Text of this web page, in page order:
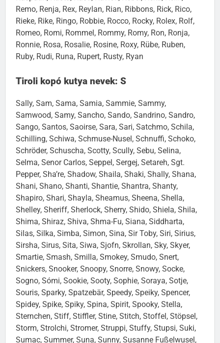
Rasputin, Rasta, Rasti, Ravioli, Rebel, Reka, Relik,
Remo, Renja, Rex, Reylan, Rian, Ribbons, Rick, Rico,
Rieke, Rike, Ringo, Robbie, Rocco, Rocky, Rolex, Rolf,
Romeo, Romi, Rommel, Rommy, Romy, Ron, Ronja,
Ronnie, Rosa, Rosalie, Rosine, Roxy, Rübe, Ruben,
Sally, Sam, Sama, Samia, Sammie, Sammy,
Samwood, Samy, Sancho, Sando, Sandrino, Sandro,
Sango, Santos, Saoirse, Sara, Sari, Satchmo, Schila,
Schilling, Schiwa, Schmuse-Nusel, Schnuffi, Schoko,
Schröder, Schuscha, Scotty, Scully, Sebu, Selina,
Selma, Senor Carlos, Seppel, Sergej, Setareh, Sgt.
Pepper, Sha’re, Shadow, Shaila, Shaki, Shally, Shana,
Shani, Shano, Shanti, Shantie, Shantra, Shanty,
Shapiro, Shari, Shayla, Sheamus, Sheena, Shella,
Shelley, Sheriff, Sherlock, Sherry, Shido, Shiela, Shila,
Shima, Shiraz, Shiva, Shma-Fu, Siana, Siddharta,
Silas, Silka, Simba, Simon, Sina, Sir Toby, Siri, Sirius,
Sirsha, Sirus, Sita, Siwa, Sjofn, Skrollan, Sky, Skyer,
Smartie, Smash, Smilla, Smokey, Smudo, Snert,
Snickers, Snooker, Snoopy, Snorre, Snowy, Socke,
Sogno, Sómi, Sookie, Sooty, Sophie, Soraya, Sotje,
Souris, Sparky, Spatzebär, Speedy, Speiky, Spencer,
Spidey, Spike, Spiky, Spina, Spirit, Spooky, Stella,
Sternchen, Stiff, Stiffler, Stine, Stitch, Stoffel, Stöpsel,
Storm, Strolchi, Stromer, Struppi, Stuffy, Stupsi, Suki,